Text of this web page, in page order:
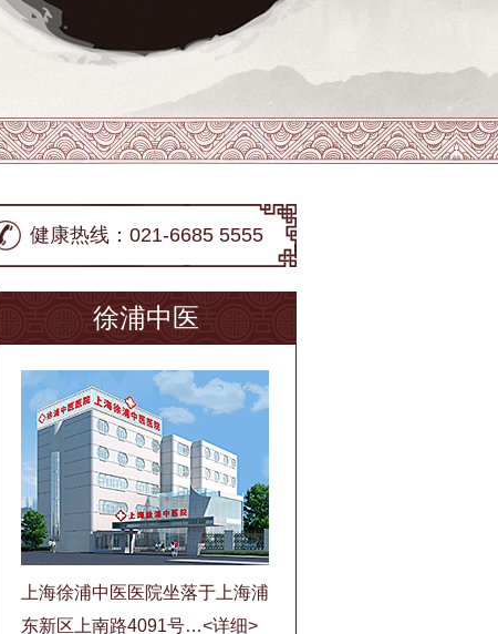
健康热线：021-6685 5555
徐浦中医
上海徐浦中医医院坐落于上海浦
东新区上南路4091号…<详细>